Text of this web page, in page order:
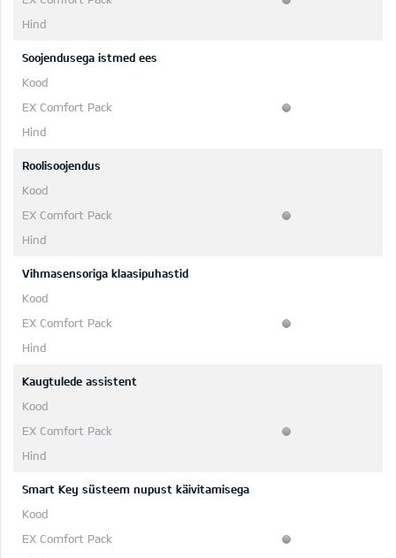
Soojendusega istmed ees
Roolisoojendus
Vihmasensoriga klaasipuhastid
Kaugtulede assistent
Smart Key süsteem nupust käivitamisega